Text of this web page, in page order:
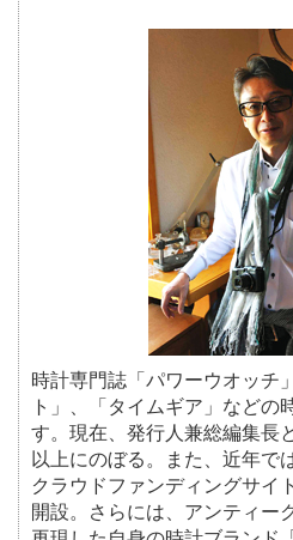
時計専門誌「パワーウオッチ
ト」、「タイムギア」などの
す。現在、発行人兼総編集長
以上にのぼる。また、近年で
クラウドファンディングサイ
開設。さらには、アンティー